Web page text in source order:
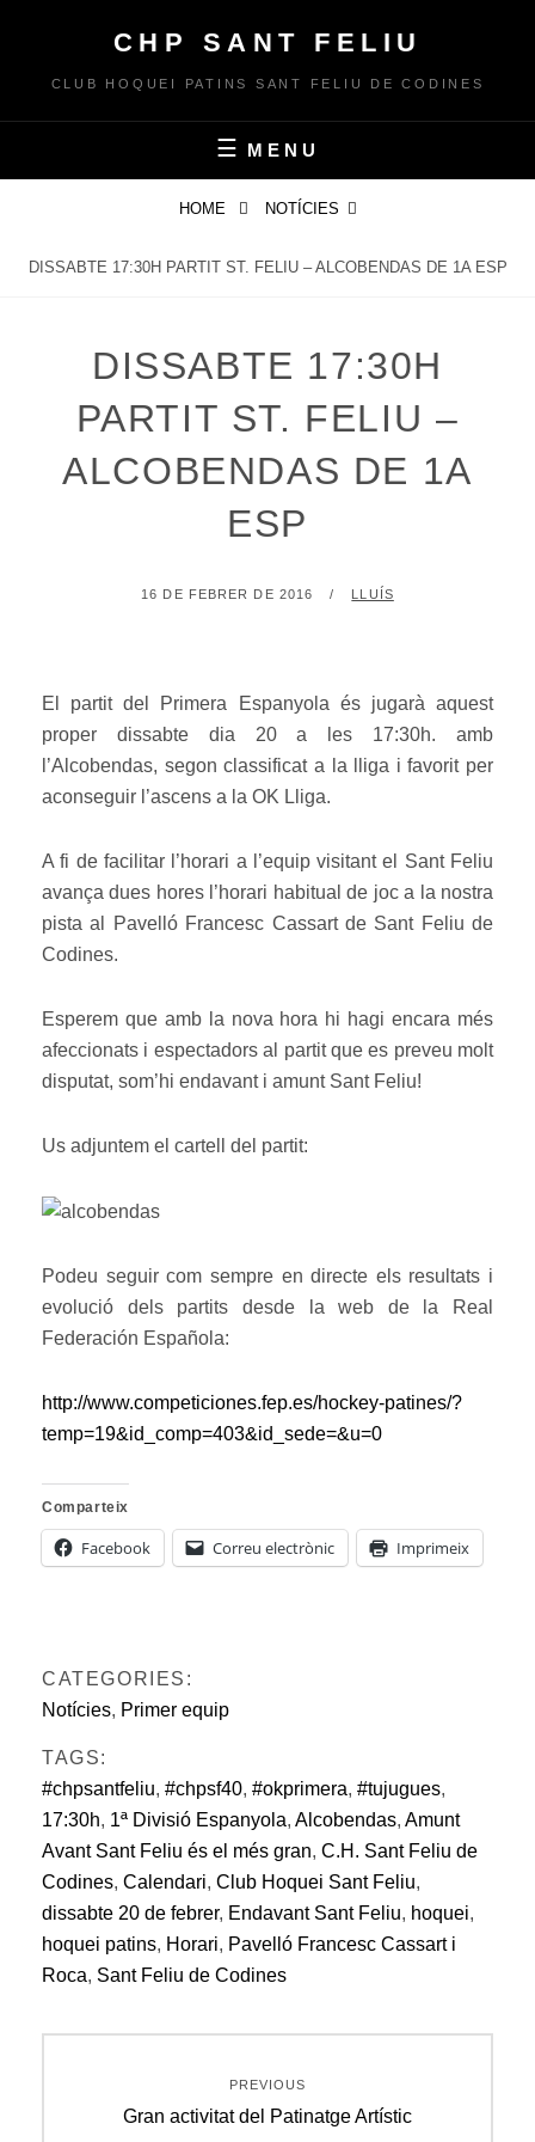
content
CHP SANT FELIU
CLUB HOQUEI PATINS SANT FELIU DE CODINES
MENU
HOME NOTÍCIES
DISSABTE 17:30H PARTIT ST. FELIU – ALCOBENDAS DE 1A ESP
DISSABTE 17:30H
PARTIT ST. FELIU –
ALCOBENDAS DE 1A
ESP
POSTED
16 DE FEBRER DE 2016 BY
LLUÍS
El partit del Primera Espanyola és jugarà aquest
proper dissabte dia 20 a les 17:30h. amb
l’Alcobendas, segon classificat a la lliga i favorit per
aconseguir l’ascens a la OK Lliga.
A fi de facilitar l’horari a l’equip visitant el Sant Feliu
avança dues hores l’horari habitual de joc a la nostra
pista al Pavelló Francesc Cassart de Sant Feliu de
Codines.
Esperem que amb la nova hora hi hagi encara més
afeccionats i espectadors al partit que es preveu molt
disputat, som’hi endavant i amunt Sant Feliu!
Us adjuntem el cartell del partit:
Podeu seguir com sempre en directe els resultats i
evolució dels partits desde la web de la Real
Federación Española:
http://www.competiciones.fep.es/hockey-patines/?
temp=19&id_comp=403&id_sede=&u=0
Comparteix
Facebook Correu electrònic Imprimeix
CATEGORIES:
Notícies, Primer equip
TAGS:
#chpsantfeliu, #chpsf40, #okprimera, #tujugues,
17:30h, 1ª Divisió Espanyola, Alcobendas, Amunt
Avant Sant Feliu és el més gran, C.H. Sant Feliu de
Codines, Calendari, Club Hoquei Sant Feliu,
dissabte 20 de febrer, Endavant Sant Feliu, hoquei,
hoquei patins, Horari, Pavelló Francesc Cassart i
Roca, Sant Feliu de Codines
d'entrades
PREVIOUS
Previous
Gran activitat del Patinatge Artístic